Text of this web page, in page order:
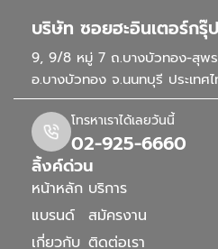
บริษัท ซอยฮะอินเตอร์กรุ๊
9, 9/8 หมู่ 7 ถ.บางบัวทอง-สุพ
อ.บางบัวทอง จ.นนทบุรี ประเทศ
โทรหาเราได้เลยวันนี้
02-925-6660
ลิ้งค์ด่วน
หน้าหลัก
แบรนด์
เกี่ยวกับ
บริการ
สมัครงาน
ติดต่อเรา